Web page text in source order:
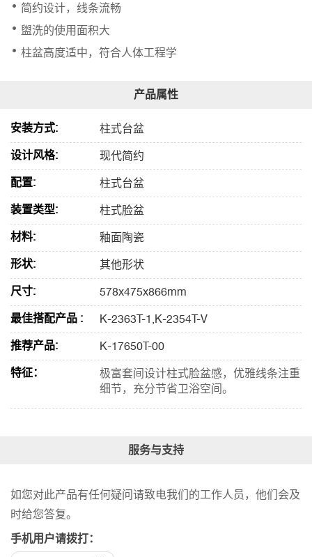
简约设计，线条流畅
盥洗的使用面积大
柱盆高度适中，符合人体工程学
安装方式:
柱式台盆
设计风格:
现代简约
配置:
柱式台盆
装置类型:
柱式脸盆
材料:
釉面陶瓷
形状:
其他形状
尺寸:
578x475x866mm
最佳搭配产品 :
K-2363T-1,K-2354T-V
推荐产品:
K-17650T-00
特征：
极富套间设计柱式脸盆感，优雅线条注重
细节，充分节省卫浴空间。
服务与支持
如您对此产品有任何疑问请致电我们的工作人员，他们会及
时给您答复。
手机用户请拨打：